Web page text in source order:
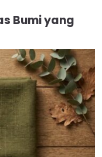
Bumi yang